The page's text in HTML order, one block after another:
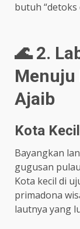
butuh “detoks
🌊 2.
Menuju
Ajaib
Kota
Bayangkan
gugusan
Kota kecil di
primadona
lautnya yang